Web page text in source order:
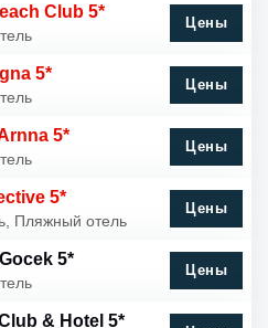
Club 5*
Цены
5*
Цены
5*
Цены
5*
Пляжный отель
Цены
5*
Цены
& Hotel 5*